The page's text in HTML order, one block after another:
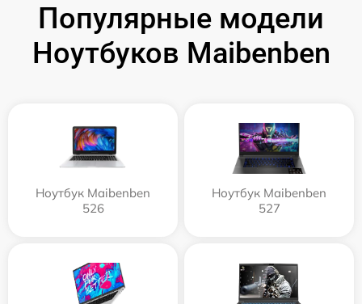
Популярные модели
Ноутбуков Maibenben
Ноутбук Maibenben
526
Ноутбук Maibenben
527